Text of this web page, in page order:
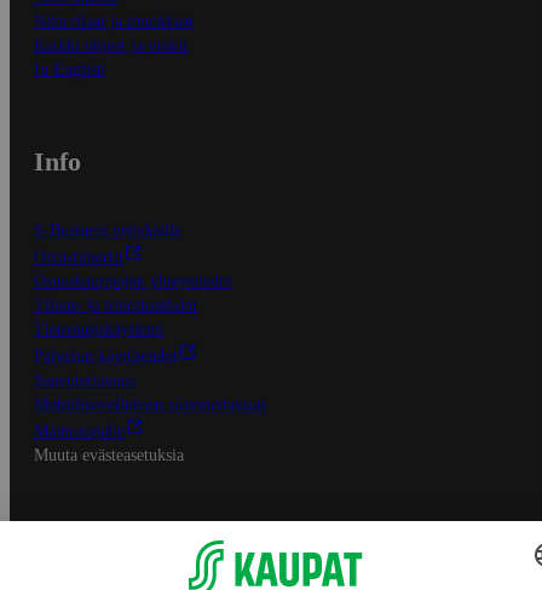
Näin tilaat ja muokkaat
Kaikki ohjeet ja vinkit
In English
Info
S-Business yrityksille
Oiva-raportit
Osuuskauppojen yhteystiedot
Tilaus- ja toimitusehdot
Tietosuojakäytäntö
Palvelun käyttöehdot
Saavutettavuus
Mobiilisovelluksen saavutettavuus
Mainostajalle
Muuta evästeasetuksia
S-ryhmän palvelut